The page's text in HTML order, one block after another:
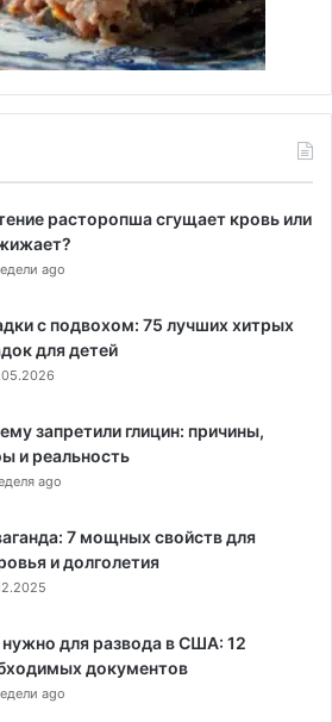
расторопша сгущает кровь или
ago
с подвохом: 75 лучших хитрых
для детей
запретили глицин: причины,
и реальность
ago
7 мощных свойств для
и долголетия
для развода в США: 12
документов
ago